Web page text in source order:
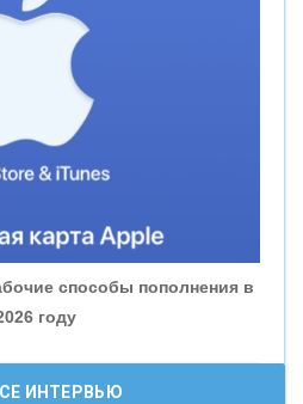
способы пополнения в
году
ИНТЕРВЬЮ